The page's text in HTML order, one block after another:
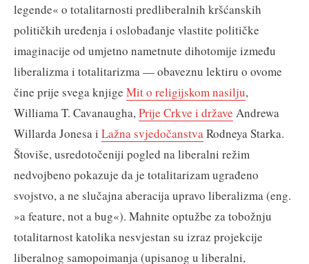
legende« o totalitarnosti predliberalnih kršćanskih
političkih uređenja i oslobađanje vlastite političke
imaginacije od umjetno nametnute dihotomije između
liberalizma i totalitarizma — obaveznu lektiru o ovome
čine prije svega knjige Mit o religijskom nasilju,
Williama T. Cavanaugha,Prije Crkve i države Andrewa
Willarda Jonesa i Lažna svjedočanstvaRodneya Starka.
Štoviše, usredotočeniji pogled na liberalni režim
nedvojbeno pokazuje da je totalitarizam ugrađeno
svojstvo, a ne slučajna aberacija upravo liberalizma (eng.
»a feature, not a bug«). Mahnite optužbe za tobožnju
totalitarnost katolika nesvjestan su izraz projekcije
liberalnog samopoimanja (upisanog u liberalni,